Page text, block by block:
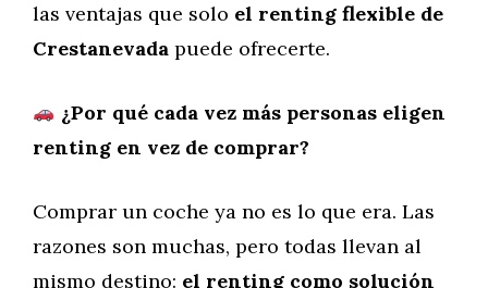
las ventajas que solo el renting flexible de
Crestanevada puede ofrecerte.
¿Por qué cada vez más personas eligen
renting en vez de comprar?
Comprar un coche ya no es lo que era. Las
razones son muchas, pero todas llevan al
mismo destino: el renting como solución